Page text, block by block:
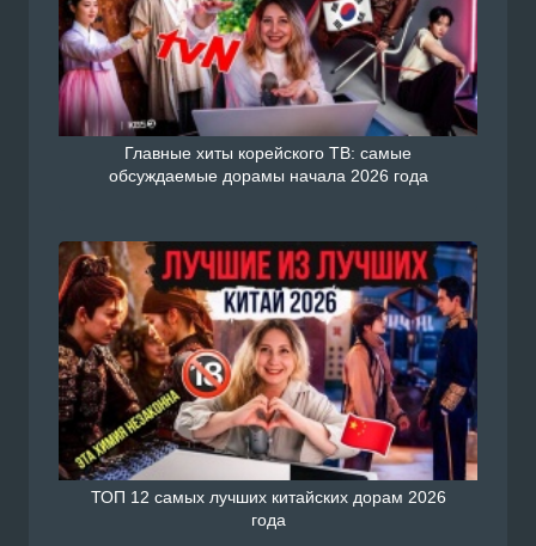
Главные хиты корейского ТВ: самые
обсуждаемые дорамы начала 2026 года
ТОП 12 самых лучших китайских дорам 2026
года